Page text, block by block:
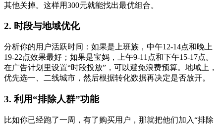
其他关掉。这样用300元就能找出最优组合。
2. 时段与地域优化
分析你的用户活跃时间：如果是上班族，中午12-14点和晚上
19-22点效果最好；如果是宝妈，上午9-11点和下午15-17点。
在广告计划里设置“时段投放”，可以避免浪费预算。地域上，
优先选一、二线城市，然后根据转化数据再决定是否放开。
3. 利用“排除人群”功能
比如你已经跑了一周，有了购买用户，那就把他们加入“排除